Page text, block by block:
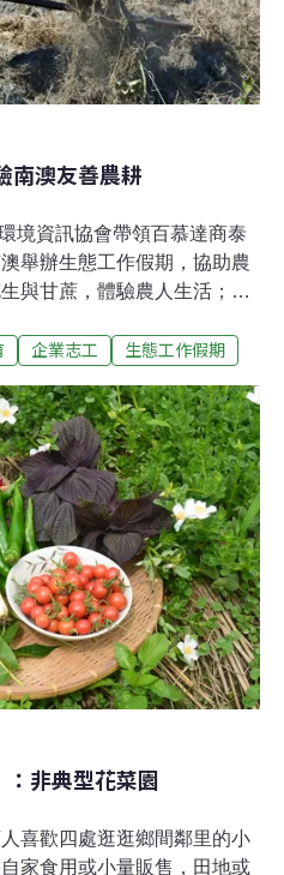
早年盜取公眾資源成私有財
南澳友善農耕
境資訊協會帶領百慕達商泰
舉辦生態工作假期，協助農
與甘蔗，體驗農人生活；也
獨厚的地理環境，適合種植
然農法」耕種各項作物，強
程不使用農藥及化肥，以達
間的生物多樣性。生產、生
山」精神。志工們騎著腳踏
行採收與分選。由於不使用
錯生長，需要先用機具翻第
生。採收的同時，志工們忍
原來新鮮花生的味道是這
品質優良的花生，並用天然
話家常：「我小時候最
企業志工 生態工作假期
：非典型花菜園
喜歡四處逛逛鄉間鄰里的小
家食用或小量販售，田地或